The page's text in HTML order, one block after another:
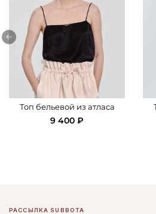
Топ бельевой из атласа
9 400 ₽
РАССЫЛКА SUBBOTA